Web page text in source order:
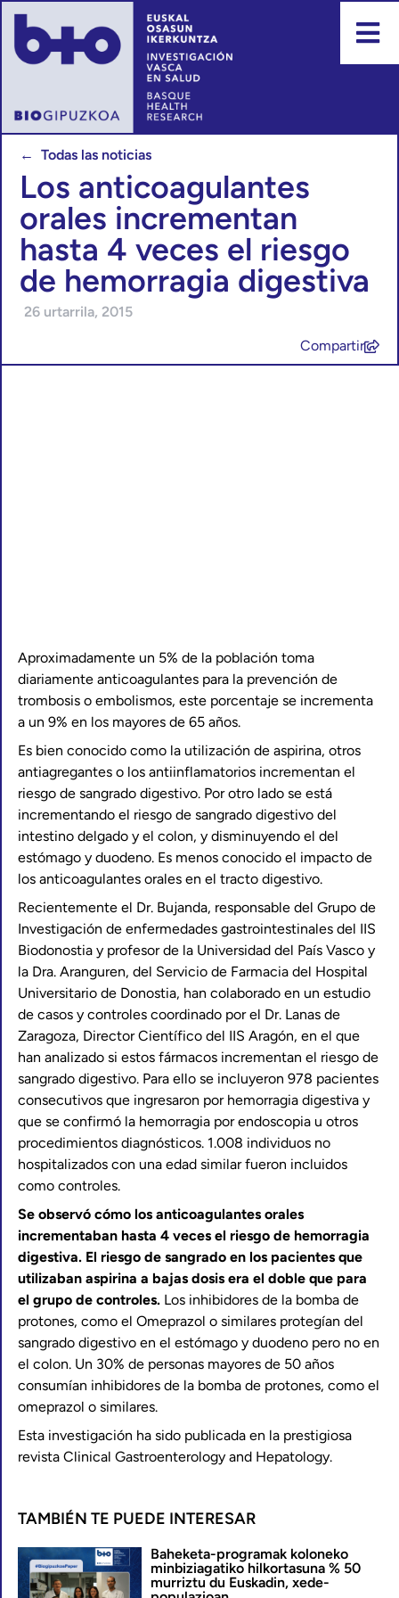
← Todas las noticias
Los anticoagulantes
orales incrementan
hasta 4 veces el riesgo
de hemorragia digestiva
26 urtarrila, 2015
Compartir
Aproximadamente un 5% de la población toma
diariamente anticoagulantes para la prevención de
trombosis o embolismos, este porcentaje se incrementa
a un 9% en los mayores de 65 años.
Es bien conocido como la utilización de aspirina, otros
antiagregantes o los antiinflamatorios incrementan el
riesgo de sangrado digestivo. Por otro lado se está
incrementando el riesgo de sangrado digestivo del
intestino delgado y el colon, y disminuyendo el del
estómago y duodeno. Es menos conocido el impacto de
los anticoagulantes orales en el tracto digestivo.
Recientemente el Dr. Bujanda, responsable del Grupo de
Investigación de enfermedades gastrointestinales del IIS
Biodonostia y profesor de la Universidad del País Vasco y
la Dra. Aranguren, del Servicio de Farmacia del Hospital
Universitario de Donostia, han colaborado en un estudio
de casos y controles coordinado por el Dr. Lanas de
Zaragoza, Director Científico del IIS Aragón, en el que
han analizado si estos fármacos incrementan el riesgo de
sangrado digestivo. Para ello se incluyeron 978 pacientes
consecutivos que ingresaron por hemorragia digestiva y
que se confirmó la hemorragia por endoscopia u otros
procedimientos diagnósticos. 1.008 individuos no
hospitalizados con una edad similar fueron incluidos
como controles.
Se observó cómo los anticoagulantes orales
incrementaban hasta 4 veces el riesgo de hemorragia
digestiva. El riesgo de sangrado en los pacientes que
utilizaban aspirina a bajas dosis era el doble que para
el grupo de controles. Los inhibidores de la bomba de
protones, como el Omeprazol o similares protegían del
sangrado digestivo en el estómago y duodeno pero no en
el colon. Un 30% de personas mayores de 50 años
consumían inhibidores de la bomba de protones, como el
omeprazol o similares.
Esta investigación ha sido publicada en la prestigiosa
revista Clinical Gastroenterology and Hepatology.
TAMBIÉN TE PUEDE INTERESAR
Baheketa-programak koloneko
minbiziagatiko hilkortasuna % 50
murriztu du Euskadin, xede-